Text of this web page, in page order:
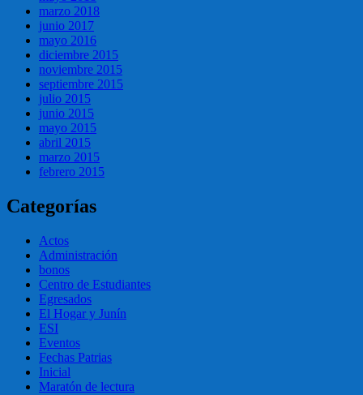
marzo 2018
junio 2017
mayo 2016
diciembre 2015
noviembre 2015
septiembre 2015
julio 2015
junio 2015
mayo 2015
abril 2015
marzo 2015
febrero 2015
Categorías
Actos
Administración
bonos
Centro de Estudiantes
Egresados
El Hogar y Junín
ESI
Eventos
Fechas Patrias
Inicial
Maratón de lectura